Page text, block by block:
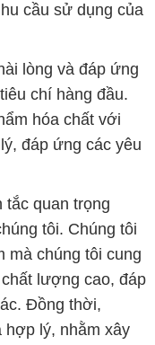
cầu sử dụng của
lòng và đáp ứng
chí hàng đầu.
hóa chất với
đáp ứng các yêu
tắc quan trọng
tôi. Chúng tôi
mà chúng tôi cung
lượng cao, đáp
Đồng thời,
hợp lý, nhằm xây